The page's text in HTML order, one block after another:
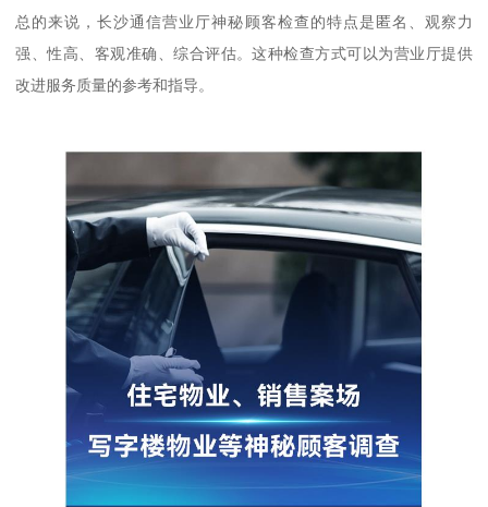
总的来说，长沙通信营业厅神秘顾客检查的特点是匿名、观察力
强、性高、客观准确、综合评估。这种检查方式可以为营业厅提供
改进服务质量的参考和指导。